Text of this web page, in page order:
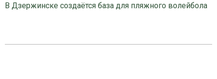
В Дзержинске создаётся база для пляжного волейбола